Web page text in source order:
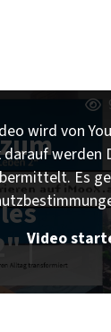
|
wird von
werden
Es
Video